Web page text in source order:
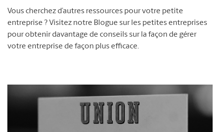
Vous cherchez d’autres ressources pour votre petite
entreprise ? Visitez notre Blogue sur les petites entreprises
pour obtenir davantage de conseils sur la façon de gérer
votre entreprise de façon plus efficace.